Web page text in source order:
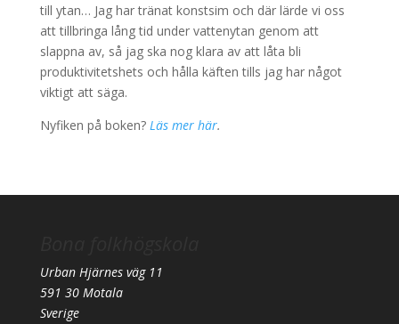
till ytan… Jag har tränat konstsim och där lärde vi oss
att tillbringa lång tid under vattenytan genom att
slappna av, så jag ska nog klara av att låta bli
produktivitetshets och hålla käften tills jag har något
viktigt att säga.
Nyfiken på boken? Läs mer här.
Urban Hjärnes väg 11
591 30 Motala
Sverige